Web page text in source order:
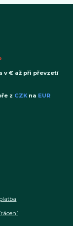
v € až při převzetí
z CZKna EUR